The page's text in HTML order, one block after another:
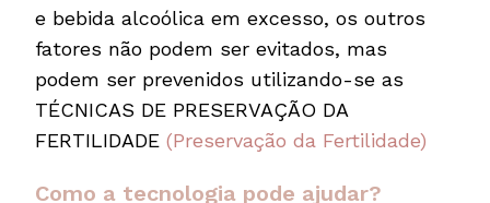
e bebida alcoólica em excesso, os outros
fatores não podem ser evitados, mas
podem ser prevenidos utilizando-se as
TÉCNICAS DE PRESERVAÇÃO DA
FERTILIDADE(Preservação da Fertilidade)
Como a tecnologia pode ajudar?